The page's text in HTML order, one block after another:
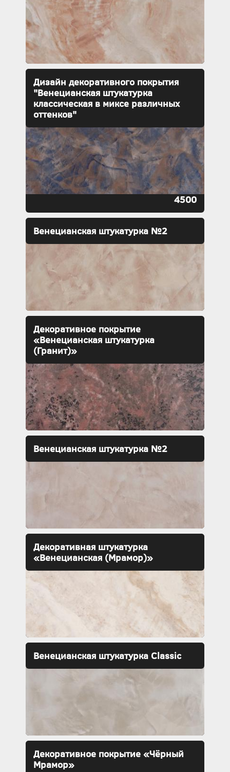
Дизайн декоративного покрытия
"Венецианская штукатурка
классическая в миксе различных
оттенков"
4500
Венецианская штукатурка №2
Декоративное покрытие
«Венецианская штукатурка
(Гранит)»
Венецианская штукатурка №2
Декоративная штукатурка
«Венецианская (Мрамор)»
Венецианская штукатурка Classic
Декоративное покрытие «Чёрный
Мрамор»